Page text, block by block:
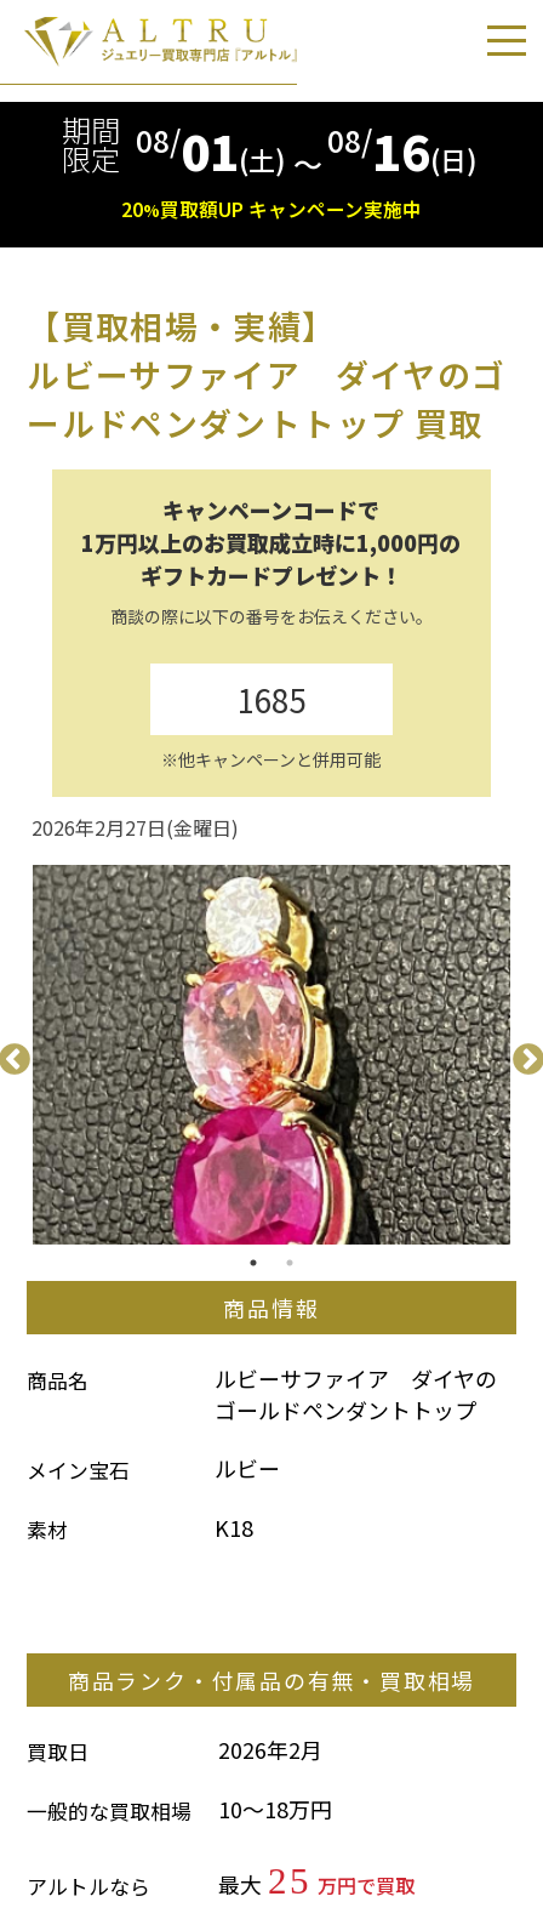
期間
限定 08/01(土) 〜
08/16(日)
20%買取額UP キャンペーン実施中
【買取相場・実績】
ルビーサファイア ダイヤのゴ
ールドペンダントトップ 買取
キャンペーンコードで
1万円以上のお買取成立時に1,000円の
ギフトカードプレゼント！
商談の際に以下の番号をお伝えください。
1685
※他キャンペーンと併用可能
2026年2月27日(金曜日)
商品情報
商品名
ルビーサファイア　ダイヤの
ゴールドペンダントトップ
メイン宝石 ルビー
素材 K18
商品ランク・付属品の有無・買取相場
買取日 2026年2月
一般的な買取相場 10～18万円
アルトルなら 最大 25 万円で買取